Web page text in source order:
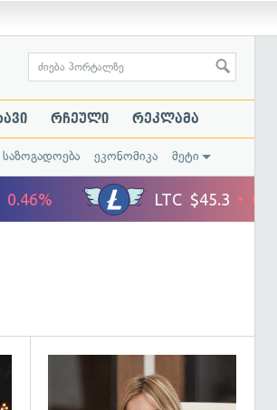
რჩეული რეკლამა
საზოგადოება ეკონომიკა მეტი